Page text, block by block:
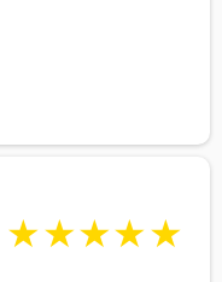
★★★★★